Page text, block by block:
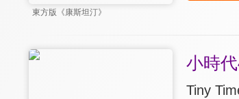
東方版《康斯坦汀》
小時
Tiny